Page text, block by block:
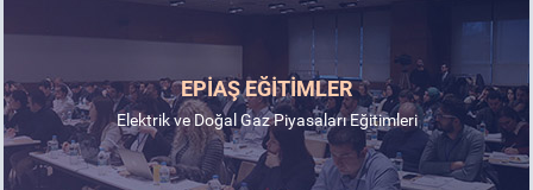
EPİAŞ EĞİTİMLER
Elektrik ve Doğal Gaz Piyasaları Eğitimleri